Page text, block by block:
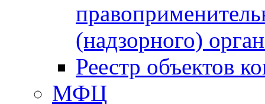
(надзорного)
Реестр объектов
МФЦ